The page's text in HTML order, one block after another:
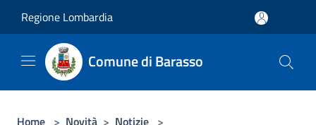
Regione Lombardia
Comune di Barasso
Home > Novità > Notizie >